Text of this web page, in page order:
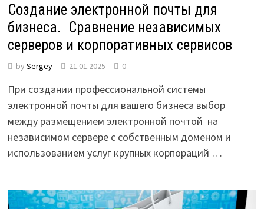
Создание электронной почты для
бизнеса. Сравнение независимых
серверов и корпоративных сервисов
by Sergey 21.01.2025 0
При создании профессиональной системы
электронной почты для вашего бизнеса выбор
между размещением электронной почтой на
независимом сервере с собственным доменом и
использованием услуг крупных корпораций …